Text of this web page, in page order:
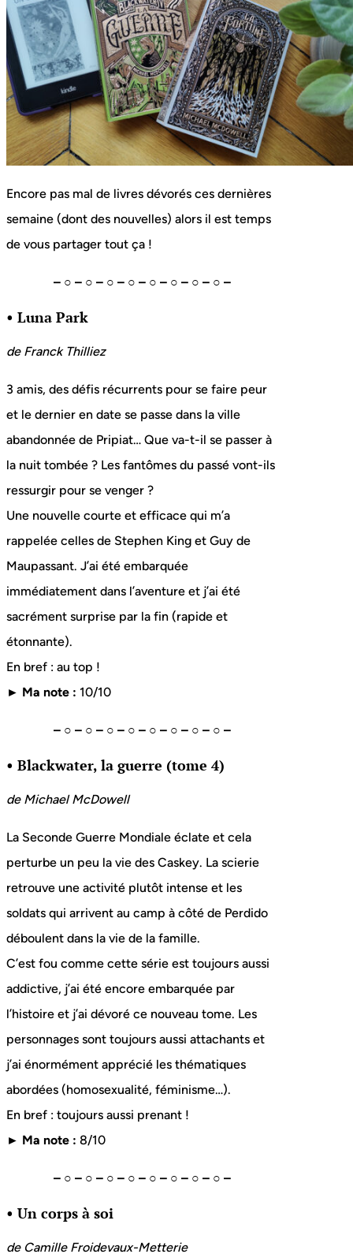
Encore pas mal de livres dévorés ces dernières
semaine (dont des nouvelles) alors il est temps
de vous partager tout ça !
– ○ – ○ – ○ – ○ – ○ – ○ – ○ – ○ –
• Luna Park
de Franck Thilliez
3 amis, des défis récurrents pour se faire peur
et le dernier en date se passe dans la ville
abandonnée de Pripiat… Que va-t-il se passer à
la nuit tombée ? Les fantômes du passé vont-ils
ressurgir pour se venger ?
Une nouvelle courte et efficace qui m’a
rappelée celles de Stephen King et Guy de
Maupassant. J’ai été embarquée
immédiatement dans l’aventure et j’ai été
sacrément surprise par la fin (rapide et
étonnante).
En bref : au top !
► Ma note : 10/10
– ○ – ○ – ○ – ○ – ○ – ○ – ○ – ○ –
• Blackwater, la guerre (tome 4)
de Michael McDowell
La Seconde Guerre Mondiale éclate et cela
perturbe un peu la vie des Caskey. La scierie
retrouve une activité plutôt intense et les
soldats qui arrivent au camp à côté de Perdido
déboulent dans la vie de la famille.
C’est fou comme cette série est toujours aussi
addictive, j’ai été encore embarquée par
l’histoire et j’ai dévoré ce nouveau tome. Les
personnages sont toujours aussi attachants et
j’ai énormément apprécié les thématiques
abordées (homosexualité, féminisme…).
En bref : toujours aussi prenant !
► Ma note : 8/10
– ○ – ○ – ○ – ○ – ○ – ○ – ○ – ○ –
• Un corps à soi
de Camille Froidevaux-Metterie